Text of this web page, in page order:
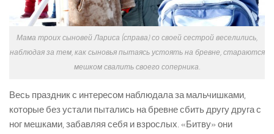
Мама троих сыновей Лариса (справа) со своей сестрой веселились,
наблюдая за тем, как сыновья пытаясь устоять на бревне, стараются
мешком свалить своего соперника.
Весь праздник с интересом наблюдала за мальчишками,
которые без устали пытались на бревне сбить другу друга с
ног мешками, забавляя себя и взрослых. «Битву» они